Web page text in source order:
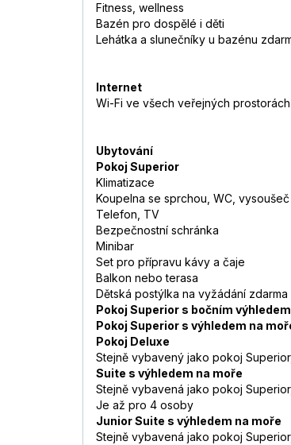
Fitness, wellness
Bazén pro dospělé i děti
Lehátka a slunečníky u bazénu
Internet
Wi-Fi ve všech veřejných
Ubytování
Pokoj Superior
Klimatizace
Koupelna se sprchou, WC,
Telefon, TV
Bezpečnostní schránka
Minibar
Set pro přípravu kávy a čaje
Balkon nebo terasa
Dětská postýlka na vyžádání zdarma
Pokoj Superior s bočním
Pokoj Superior s výhledem na
Pokoj Deluxe
Stejně vybavený jako pokoj
Suite s výhledem na moře
Stejně vybavená jako pokoj
Je až pro 4 osoby
Junior Suite s výhledem na moře
Stejně vybavená jako pokoj